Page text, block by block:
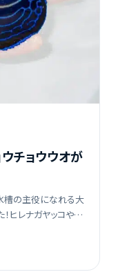
チョウウオが
槽の主役になれる大
ヒレナガヤッコやロ
をぜひ […]